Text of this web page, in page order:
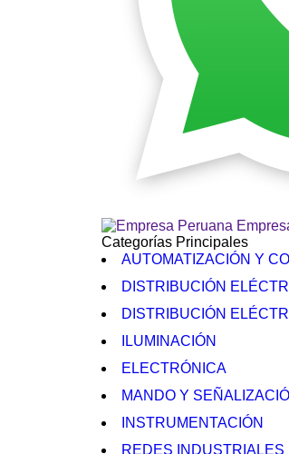
Categorías Principales
AUTOMATIZACIÓN Y
DISTRIBUCIÓN
DISTRIBUCIÓN
ILUMINACIÓN
ELECTRÓNICA
MANDO Y
INSTRUMENTACIÓN
REDES INDUSTRIALES